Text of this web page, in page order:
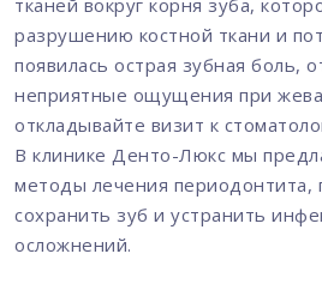
тканей вокруг корня зуба,
разрушению костной ткани и
появилась острая зубная боль,
неприятные ощущения при
откладывайте визит к
В клинике Денто-Люкс мы
методы лечения
сохранить зуб и устранить
осложнений.